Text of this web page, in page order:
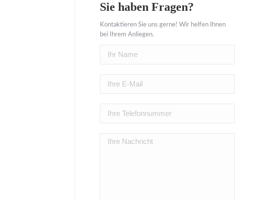
Sie haben Fragen?
Kontaktieren Sie uns gerne! Wir helfen Ihnen
bei Ihrem Anliegen.